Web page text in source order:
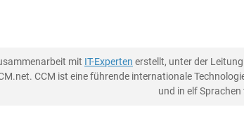
mit IT-Experten erstellt, unter der
CCM ist eine führende internationale
und in elf Sprachen